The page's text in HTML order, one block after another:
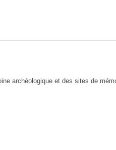
archéologique et des sites de